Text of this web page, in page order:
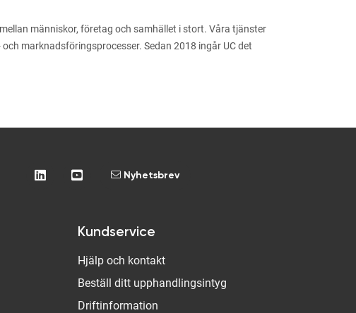
människor, företag och samhället i stort. Våra tjänster
marknadsföringsprocesser. Sedan 2018 ingår UC det
Nyhetsbrev
Kundservice
Hjälp och kontakt
Beställ ditt upphandlingsintyg
Driftinformation